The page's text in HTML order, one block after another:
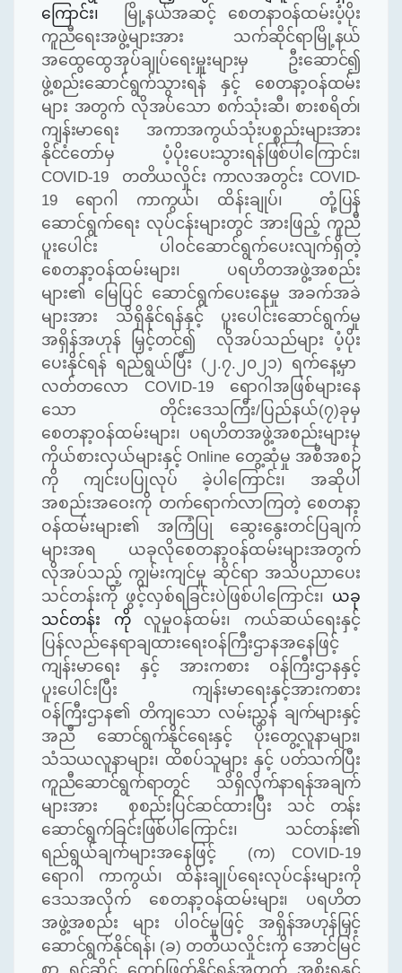
ကြောင်း၊
မြို့နယ်အဆင့် စေတနာဝန်ထမ်းပံ့ပိုး
ကူညီရေးအဖွဲ့များအား သက်ဆိုင်ရာမြို့နယ်
အထွေထွေအုပ်ချုပ်ရေးမှူးများမှ ဦးဆောင်၍
ဖွဲ့စည်းဆောင်ရွက်သွားရန် နှင့် စေတနာ့ဝန်ထမ်း
များ အတွက် လိုအပ်သော စက်သုံးဆီ၊ စားစရိတ်၊
ကျန်းမာရေး အကာအကွယ်သုံးပစ္စည်းများအား
နိုင်ငံတော်မှ ပံ့ပိုးပေးသွားရန်ဖြစ်ပါကြောင်း၊
COVID-19
တတိယလှိုင်း ကာလအတွင်း COVID-
19 ရောဂါ ကာကွယ်၊ ထိန်းချုပ်၊
တုံ့ပြန်
ဆောင်ရွက်ရေး လုပ်ငန်းများတွင် အားဖြည့် ကူညီ
ပူးပေါင်း ပါဝင်ဆောင်ရွက်ပေးလျက်ရှိတဲ့
စေတနာ့ဝန်ထမ်းများ၊ ပရဟိတအဖွဲ့အစည်း
များ၏ မြေပြင် ဆောင်ရွက်ပေးနေမှု အခက်အခဲ
များအား သိရှိနိုင်ရန်နှင့် ပူးပေါင်းဆောင်ရွက်မှု
အရှိန်အဟုန် မြှင့်တင်၍ လိုအပ်သည်များ ပံ့ပိုး
ပေးနိုင်ရန် ရည်ရွယ်ပြီး ( ၂.၇. ၂၀၂၁) ရက်နေ့မှာ
လတ်တလော COVID-19 ရောဂါအဖြစ်များနေ
သော တိုင်းဒေသကြီး/ ပြည်နယ်(၇)ခုမှ
စေတနာ့ဝန်ထမ်းများ၊ ပရဟိတအဖွဲ့အစည်းများမှ
ကိုယ်စားလှယ်များနှင့် Online တွေ့ဆုံမှု အစီအစဉ်
ကို ကျင်းပပြုလုပ် ခဲ့ပါကြောင်း၊ အဆိုပါ
အစည်းအဝေးကို တက်ရောက်လာကြတဲ့ စေတနာ့
ဝန်ထမ်းများ၏ အကြံပြု ဆွေးနွေးတင်ပြချက်
များအရ ယခုလိုစေတနာ့ဝန်ထမ်းများအတွက်
လိုအပ်သည့် ကျွမ်းကျင်မှု ဆိုင်ရာ အသိပညာပေး
သင်တန်းကို ဖွင့်လှစ်ရခြင်းပဲဖြစ်ပါကြောင်း၊ ယခု
သင်တန်း ကို
လူမှုဝန်ထမ်း၊ ကယ်ဆယ်ရေးနှင့်
ပြန်လည်နေရာချထားရေးဝန်ကြီးဌာနအနေဖြင့်
ကျန်းမာရေး နှင့် အားကစား ဝန်ကြီးဌာနနှင့်
ပူးပေါင်းပြီး ကျန်းမာရေးနှင့်အားကစား
ဝန်ကြီးဌာန၏ တိကျသော လမ်းညွှန် ချက်များနှင့်
အညီ ဆောင်ရွက်နိုင်ရေးနှင့် ပိုးတွေ့လူနာများ၊
သံသယလူနာများ၊ ထိစပ်သူများ နှင့် ပတ်သက်ပြီး
ကူညီဆောင်ရွက်ရာတွင် သိရှိလိုက်နာရန်အချက်
များအား စုစည်းပြင်ဆင်ထားပြီး သင် တန်း
ဆောင်ရွက်ခြင်းဖြစ်ပါကြောင်း၊ သင်တန်း၏
ရည်ရွယ်ချက်များအနေဖြင့် (က) COVID-19
ရောဂါ ကာကွယ်၊ ထိန်းချုပ်ရေးလုပ်ငန်းများကို
ဒေသအလိုက် စေတနာ့ဝန်ထမ်းများ၊ ပရဟိတ
အဖွဲ့အစည်း များ ပါဝင်မှုဖြင့် အရှိန်အဟုန်မြှင့်
ဆောင်ရွက်နိုင်ရန်၊ (ခ) တတိယလှိုင်းကို အောင်မြင်
စွာ ရင်ဆိုင် ကျော်ဖြတ်နိုင်ရန်အတွက် အစိုးရနှင့်